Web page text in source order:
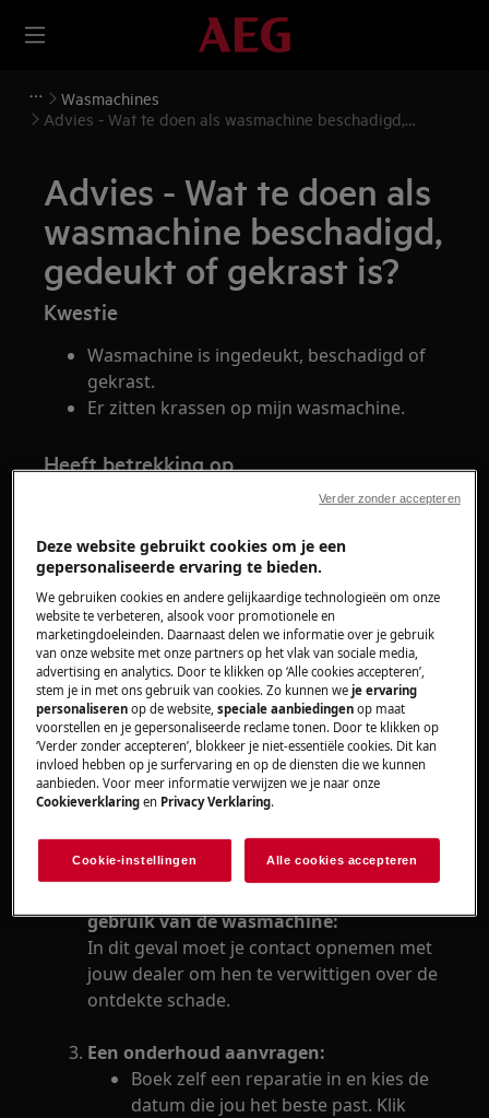
Wasmachines
Advies - Wat te doen als wasmachine beschadigd,
Advies - Wat te doen als
wasmachine beschadigd,
gedeukt of gekrast is?
Kwestie
Wasmachine is ingedeukt, beschadigd of
gekrast.
Er zitten krassen op mijn wasmachine.
Heeft betrekking op
Oplossing
Schade ontdekken bij het uitpakken van
het toestel:
Neem onmiddellijk contact op met de
verdeler van jouw wasmachine om hem op
de hoogte te stellen dat je toestel
beschadigd raakte tijdens de levering. Je
vindt het telefoonnummer van de verdeler
op de factuur of de leveringsnota.
Probeer de wasmachine niet aan te sluiten
of te gebruiken.
gebruik van de wasmachine:
In dit geval moet je contact opnemen met
jouw dealer om hen te verwittigen over de
ontdekte schade.
Een onderhoud aanvragen:
Boek zelf een reparatie in en kies de
datum die jou het beste past. Klik
Deze website gebruikt cookies om je een
gepersonaliseerde ervaring te bieden.
We gebruiken cookies en andere gelijkaardige technologieën om onze
website te verbeteren, alsook voor promotionele en
marketingdoeleinden. Daarnaast delen we informatie over je gebruik
van onze website met onze partners op het vlak van sociale media,
advertising en analytics. Door te klikken op ‘Alle cookies accepteren’,
stem je in met ons gebruik van cookies. Zo kunnen weje ervaring
personaliseren op de website,speciale aanbiedingen op maat
voorstellen en je gepersonaliseerde reclame tonen. Door te klikken op
‘Verder zonder accepteren’, blokkeer je niet-essentiële cookies. Dit kan
invloed hebben op je surfervaring en op de diensten die we kunnen
aanbieden. Voor meer informatie verwijzen we je naar onze
Cookieverklaring en Privacy Verklaring.
Cookie-instellingen Alle cookies accepteren
Verder zonder accepteren